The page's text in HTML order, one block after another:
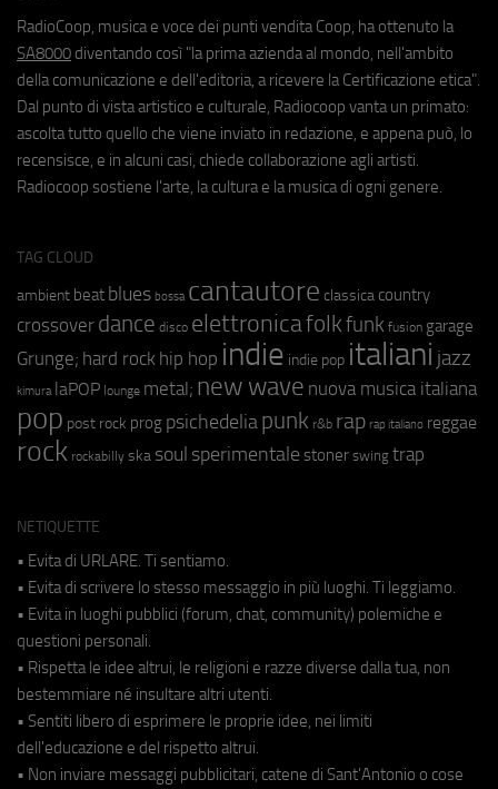
RadioCoop, musica e voce dei punti vendita Coop, ha ottenuto la
SA8000 diventando così "la prima azienda al mondo, nell'ambito
della comunicazione e dell'editoria, a ricevere la Certificazione etica".
Dal punto di vista artistico e culturale, Radiocoop vanta un primato:
ascolta tutto quello che viene inviato in redazione, e appena può, lo
recensisce, e in alcuni casi, chiede collaborazione agli artisti.
Radiocoop sostiene l'arte, la cultura e la musica di ogni genere.
TAG CLOUD
ambient beat blues bossa cantautore classica country
crossover dance disco elettronicafolkfunk fusion garage
Grunge; hard rock hip hop indie indie pop italiani jazz
kimura laPOP lounge metal; new wave nuova musica italiana
pop post rock prog psichedeliapunk r&b rap rap italiano reggae
rock rockabilly ska soul sperimentale stoner swing trap
NETIQUETTE
• Evita di URLARE. Ti sentiamo.
• Evita di scrivere lo stesso messaggio in più luoghi. Ti leggiamo.
• Evita in luoghi pubblici (forum, chat, community) polemiche e
questioni personali.
• Rispetta le idee altrui, le religioni e razze diverse dalla tua, non
bestemmiare né insultare altri utenti.
• Sentiti libero di esprimere le proprie idee, nei limiti
dell'educazione e del rispetto altrui.
• Non inviare messaggi pubblicitari, catene di Sant'Antonio o cose